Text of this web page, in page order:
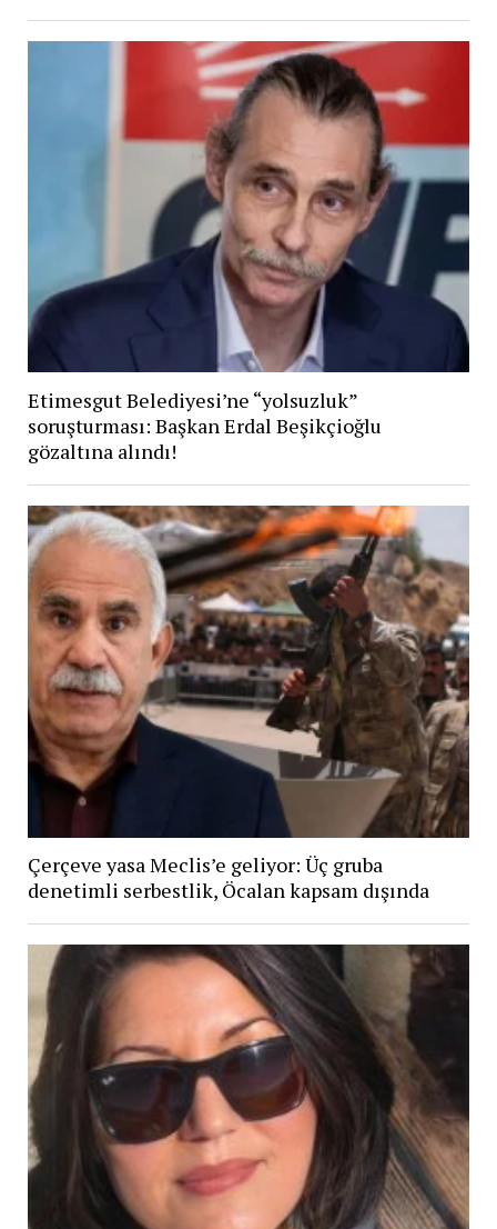
Etimesgut Belediyesi’ne “yolsuzluk”
soruşturması: Başkan Erdal Beşikçioğlu
gözaltına alındı!
Çerçeve yasa Meclis’e geliyor: Üç gruba
denetimli serbestlik, Öcalan kapsam dışında